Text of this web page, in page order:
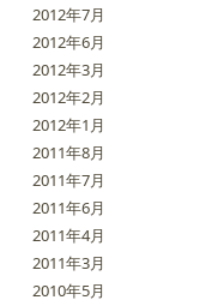
2012年7月
2012年6月
2012年3月
2012年2月
2012年1月
2011年8月
2011年7月
2011年6月
2011年4月
2011年3月
2010年5月